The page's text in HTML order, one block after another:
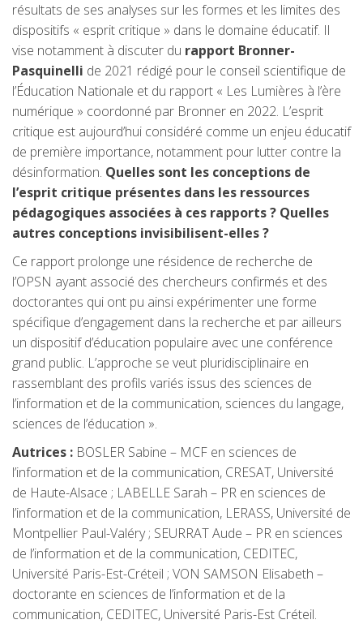
résultats de ses analyses sur les formes et les limites des
dispositifs « esprit critique » dans le domaine éducatif. Il
vise notamment à discuter du rapport Bronner-
Pasquinelli de 2021 rédigé pour le conseil scientifique de
l’Éducation Nationale et du rapport « Les Lumières à l’ère
numérique » coordonné par Bronner en 2022. L’esprit
critique est aujourd’hui considéré comme un enjeu éducatif
de première importance, notamment pour lutter contre la
désinformation. Quelles sont les conceptions de
l’esprit critique présentes dans les ressources
pédagogiques associées à ces rapports ? Quelles
autres conceptions invisibilisent-elles ?
Ce rapport prolonge une résidence de recherche de
l’OPSN ayant associé des chercheurs confirmés et des
doctorantes qui ont pu ainsi expérimenter une forme
spécifique d’engagement dans la recherche et par ailleurs
un dispositif d’éducation populaire avec une conférence
grand public. L’approche se veut pluridisciplinaire en
rassemblant des profils variés issus des sciences de
l’information et de la communication, sciences du langage,
sciences de l’éducation ».
Autrices : BOSLER Sabine – MCF en sciences de
l’information et de la communication, CRESAT, Université
de Haute-Alsace ; LABELLE Sarah – PR en sciences de
l’information et de la communication, LERASS, Université de
Montpellier Paul-Valéry ; SEURRAT Aude – PR en sciences
de l’information et de la communication, CEDITEC,
Université Paris-Est-Créteil ; VON SAMSON Elisabeth –
doctorante en sciences de l’information et de la
communication, CEDITEC, Université Paris-Est Créteil.